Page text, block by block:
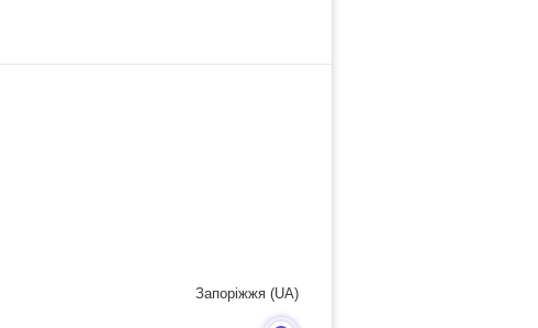
Запоріжжя (UA)